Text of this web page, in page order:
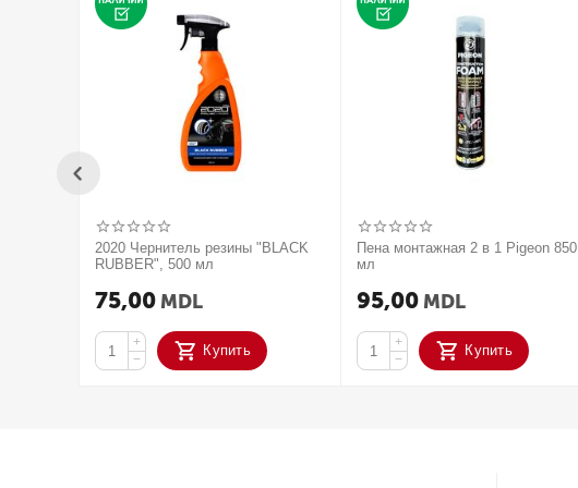
2020 Чернитель резины "BLACK
RUBBER", 500 мл
75,00 MDL
+
−
Купить
Пена монтажная 2 в 1 Pigeon 850
мл
95,00 MDL
+
−
Купить